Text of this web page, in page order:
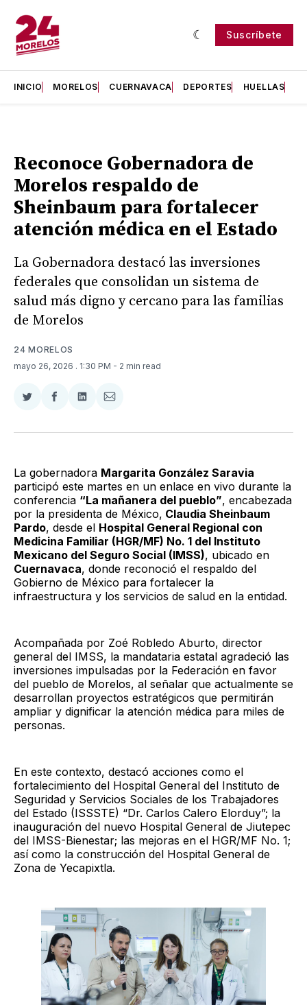
Suscríbete
INICIO MORELOS CUERNAVACA DEPORTES HUELLAS
Reconoce Gobernadora de
Morelos respaldo de
Sheinbaum para fortalecer
atención médica en el Estado
La Gobernadora destacó las inversiones
federales que consolidan un sistema de
salud más digno y cercano para las familias
de Morelos
24 MORELOS
mayo 26, 2026 . 1:30 PM - 2 min read
Compartir
Twitter
Compartir
Facebook
Compartir
LinkedIn
Compartir
Email
La gobernadora Margarita González Saravia
participó este martes en un enlace en vivo durante la
conferencia “La mañanera del pueblo”, encabezada
por la presidenta de México, Claudia Sheinbaum
Pardo, desde el Hospital General Regional con
Medicina Familiar (HGR/MF) No. 1 del Instituto
Mexicano del Seguro Social (IMSS), ubicado en
Cuernavaca, donde reconoció el respaldo del
Gobierno de México para fortalecer la
infraestructura y los servicios de salud en la entidad.
Acompañada por Zoé Robledo Aburto, director
general del IMSS, la mandataria estatal agradeció las
inversiones impulsadas por la Federación en favor
del pueblo de Morelos, al señalar que actualmente se
desarrollan proyectos estratégicos que permitirán
ampliar y dignificar la atención médica para miles de
personas.
En este contexto, destacó acciones como el
fortalecimiento del Hospital General del Instituto de
Seguridad y Servicios Sociales de los Trabajadores
del Estado (ISSSTE) “Dr. Carlos Calero Elorduy”; la
inauguración del nuevo Hospital General de Jiutepec
del IMSS-Bienestar; las mejoras en el HGR/MF No. 1;
así como la construcción del Hospital General de
Zona de Yecapixtla.